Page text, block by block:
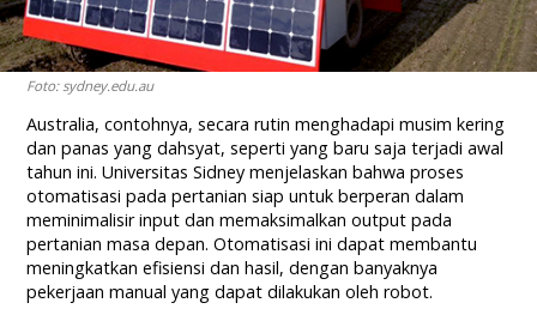
Foto: sydney.edu.au
Australia, contohnya, secara rutin menghadapi musim kering
dan panas yang dahsyat, seperti yang baru saja terjadi awal
tahun ini. Universitas Sidney menjelaskan bahwa proses
otomatisasi pada pertanian siap untuk berperan dalam
meminimalisir input dan memaksimalkan output pada
pertanian masa depan. Otomatisasi ini dapat membantu
meningkatkan efisiensi dan hasil, dengan banyaknya
pekerjaan manual yang dapat dilakukan oleh robot.